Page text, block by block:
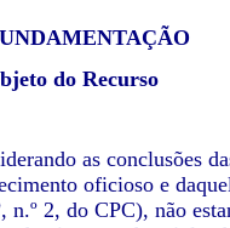
do Recurso
as conclusões
oficioso e
n.º 2, do CPC), não